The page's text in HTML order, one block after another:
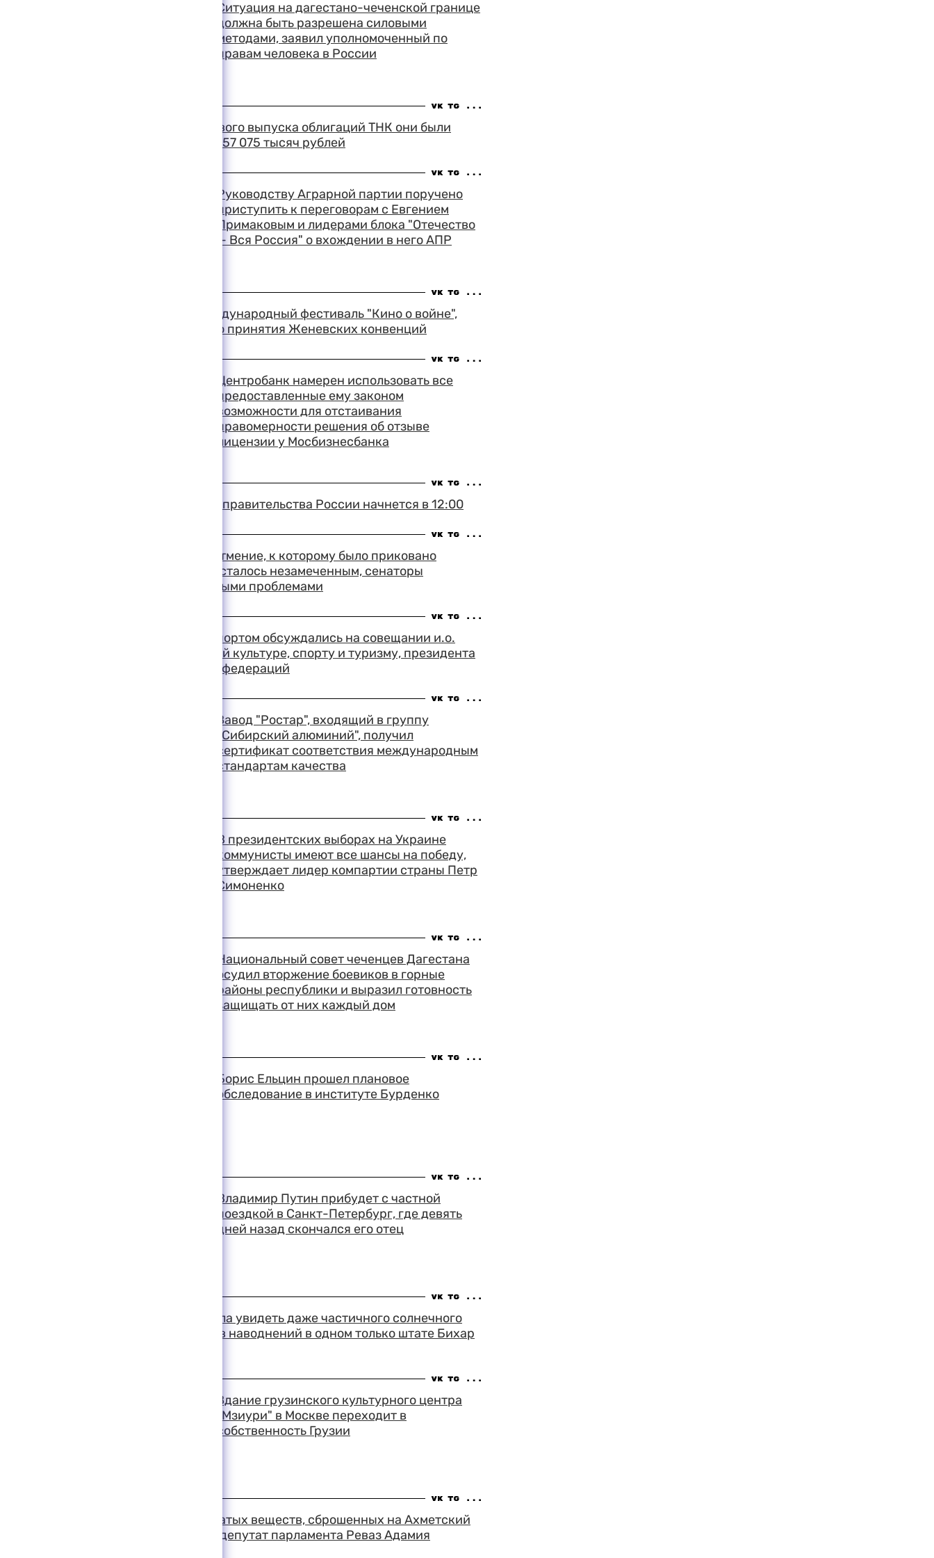
Ситуация на дагестано-чеченской границе
должна быть разрешена силовыми
методами, заявил уполномоченный по
правам человека в России
В ходе проведения первого выпуска облигаций ТНК они были
размещены на сумму 1 157 075 тысяч рублей
Руководству Аграрной партии поручено
приступить к переговорам с Евгением
Примаковым и лидерами блока "Отечество
— Вся Россия" о вхождении в него АПР
В Москве открылся международный фестиваль "Кино о войне",
посвященный 50-летию принятия Женевских конвенций
Центробанк намерен использовать все
предоставленные ему законом
возможности для отстаивания
правомерности решения об отзыве
лицензии у Мосбизнесбанка
Заседание президиума правительства России начнется в 12:00
В Совете Федерации затмение, к которому было приковано
внимание всего мира, осталось незамеченным, сенаторы
занимались более важными проблемами
Вопросы управления спортом обсуждались на совещании и.о.
министра по физической культуре, спорту и туризму, президента
ОКР и глав спортивных федераций
Завод "Ростар", входящий в группу
"Сибирский алюминий", получил
сертификат соответствия международным
стандартам качества
В президентских выборах на Украине
коммунисты имеют все шансы на победу,
утверждает лидер компартии страны Петр
Симоненко
Национальный совет чеченцев Дагестана
осудил вторжение боевиков в горные
районы республики и выразил готовность
защищать от них каждый дом
Борис Ельцин прошел плановое
обследование в институте Бурденко
Владимир Путин прибудет с частной
поездкой в Санкт-Петербург, где девять
дней назад скончался его отец
Столица Индии не смогла увидеть даже частичного солнечного
затмения, а число жертв наводнений в одном только штате Бихар
Здание грузинского культурного центра
"Мзиури" в Москве переходит в
собственность Грузии
Установлен тип взрывчатых веществ, сброшенных на Ахметский
район Грузии, сообщил депутат парламента Реваз Адамия